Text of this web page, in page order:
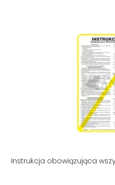
Instrukcja obowiązująca